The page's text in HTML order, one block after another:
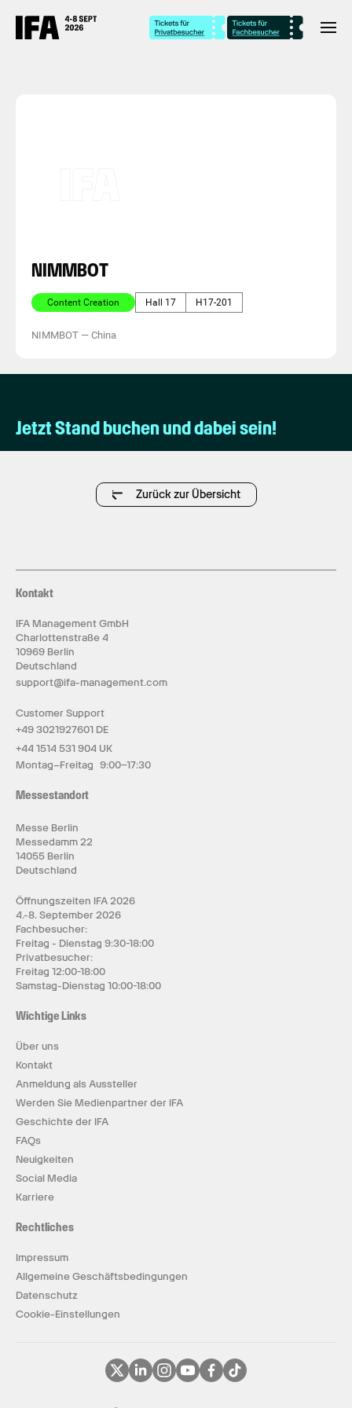
NIMMBOT
Content Creation Hall 17 H17-201
NIMMBOT — China
Jetzt Stand buchen und dabei sein!
Zurück zur Übersicht
Kontakt
IFA Management GmbH
Charlottenstraße 4
10969 Berlin
Deutschland
support@ifa-management.com
Customer Support
+49 3021927601 DE
+44 1514 531 904 UK
Montag–Freitag 9:00–17:30
Messestandort
Messe Berlin
Messedamm 22
14055 Berlin
Deutschland
Öffnungszeiten IFA 2026
4.-8. September 2026
Fachbesucher:
Freitag - Dienstag 9:30-18:00
Privatbesucher:
Freitag 12:00-18:00
Samstag-Dienstag 10:00-18:00
Wichtige Links
Über uns
Kontakt
Anmeldung als Aussteller
Werden Sie Medienpartner der IFA
Geschichte der IFA
FAQs
Neuigkeiten
Social Media
Karriere
Rechtliches
Impressum
Allgemeine Geschäftsbedingungen
Datenschutz
Cookie-Einstellungen